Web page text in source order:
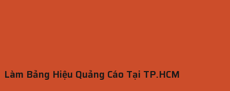
Làm Bảng Hiệu Quảng Cáo Tại TP.HCM